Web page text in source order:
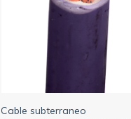
Cable subterraneo